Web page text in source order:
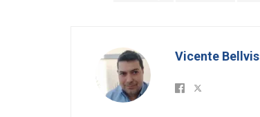
Vicente Bellvis